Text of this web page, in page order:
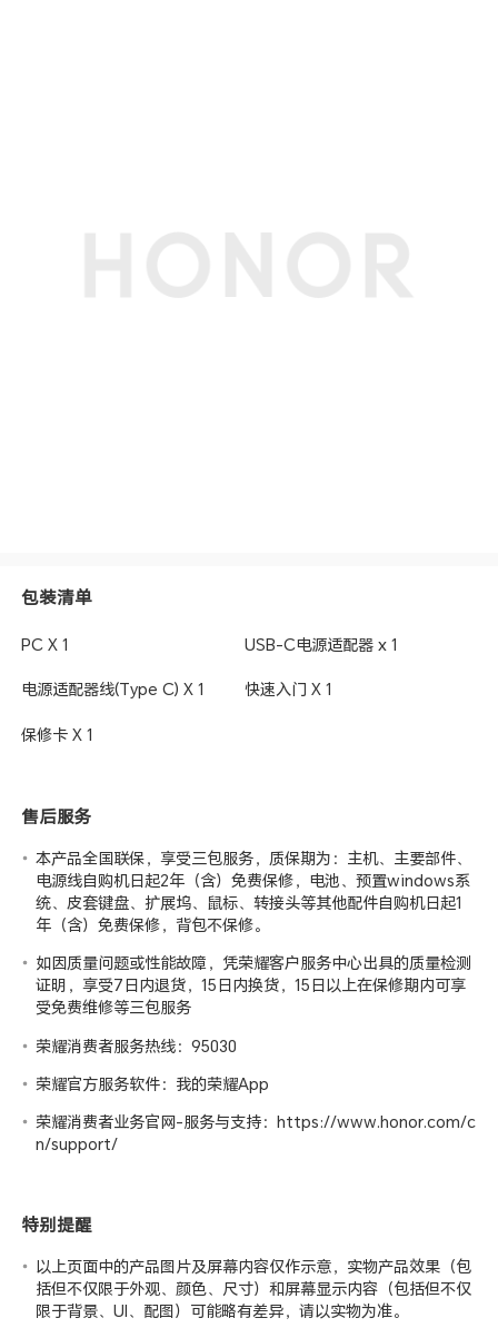
包装清单
PC X 1 USB-C电源适配器 x 1
电源适配器线(Type C) X 1 快速入门 X 1
保修卡 X 1
售后服务
本产品全国联保，享受三包服务，质保期为：主机、主要部件、
电源线自购机日起2年（含）免费保修，电池、预置windows系
统、皮套键盘、扩展坞、鼠标、转接头等其他配件自购机日起1
年（含）免费保修，背包不保修。
如因质量问题或性能故障，凭荣耀客户服务中心出具的质量检测
证明，享受7日内退货，15日内换货，15日以上在保修期内可享
受免费维修等三包服务
荣耀消费者服务热线：95030
荣耀官方服务软件：我的荣耀App
荣耀消费者业务官网-服务与支持：https://www.honor.com/c
n/support/
特别提醒
以上页面中的产品图片及屏幕内容仅作示意，实物产品效果（包
括但不仅限于外观、颜色、尺寸）和屏幕显示内容（包括但不仅
限于背景、UI、配图）可能略有差异，请以实物为准。